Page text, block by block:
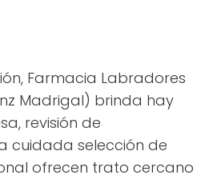
Farmacia Labradores
Madrigal) brinda hay
revisión de
cuidada selección de
ofrecen trato cercano